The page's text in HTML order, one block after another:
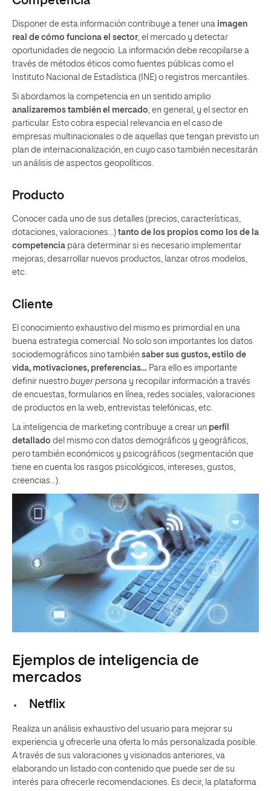
Disponer de esta información contribuye a tener una imagen
real de cómo funciona el sector , el mercado y detectar
oportunidades de negocio. La información debe recopilarse a
través de métodos éticos como fuentes públicas como el
Instituto Nacional de Estadística (INE) o registros mercantiles.
Si abordamos la competencia en un sentido amplio
analizaremos también el mercado , en general, y el sector en
particular. Esto cobra especial relevancia en el caso de
empresas multinacionales o de aquellas que tengan previsto un
plan de internacionalización, en cuyo caso también necesitarán
un análisis de aspectos geopolíticos.
Producto
Conocer cada uno de sus detalles (precios, características,
dotaciones, valoraciones…) tanto de los propios como los de la
competencia para determinar si es necesario implementar
mejoras, desarrollar nuevos productos, lanzar otros modelos,
etc.
Cliente
El conocimiento exhaustivo del mismo es primordial en una
buena estrategia comercial. No solo son importantes los datos
sociodemográficos sino también saber sus gustos, estilo de
vida, motivaciones, preferencias… Para ello es importante
definir nuestro buyer persona y recopilar información a través
de encuestas, formularios en línea, redes sociales, valoraciones
de productos en la web, entrevistas telefónicas, etc.
La inteligencia de marketing contribuye a crear un perfil
detallado del mismo con datos demográficos y geográficos,
pero también económicos y psicográficos (segmentación que
tiene en cuenta los rasgos psicológicos, intereses, gustos,
creencias…).
Ejemplos de inteligencia de
mercados
Netflix
Realiza un análisis exhaustivo del usuario para mejorar su
experiencia y ofrecerle una oferta lo más personalizada posible.
A través de sus valoraciones y visionados anteriores, va
elaborando un listado con contenido que puede ser de su
interés para ofrecerle recomendaciones. Es decir, la plataforma